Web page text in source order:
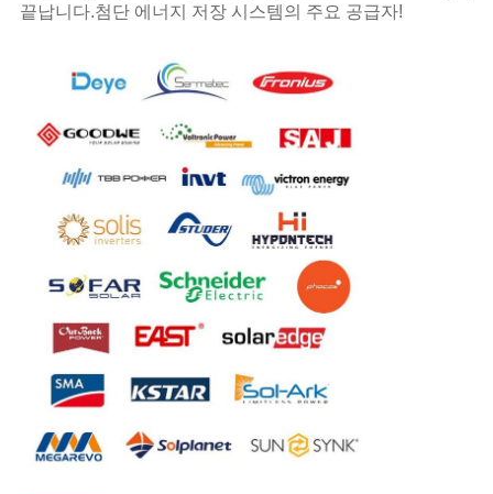
끝납니다.첨단 에너지 저장 시스템의 주요 공급자!